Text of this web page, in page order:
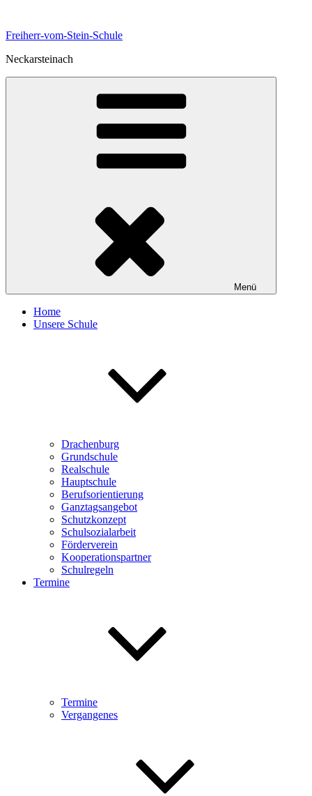
springen
Freiherr-vom-Stein-Schule
Neckarsteinach
Menü
Home
Unsere Schule
Drachenburg
Grundschule
Realschule
Hauptschule
Berufsorientierung
Ganztagsangebot
Schutzkonzept
Schulsozialarbeit
Förderverein
Kooperationspartner
Schulregeln
Termine
Termine
Vergangenes